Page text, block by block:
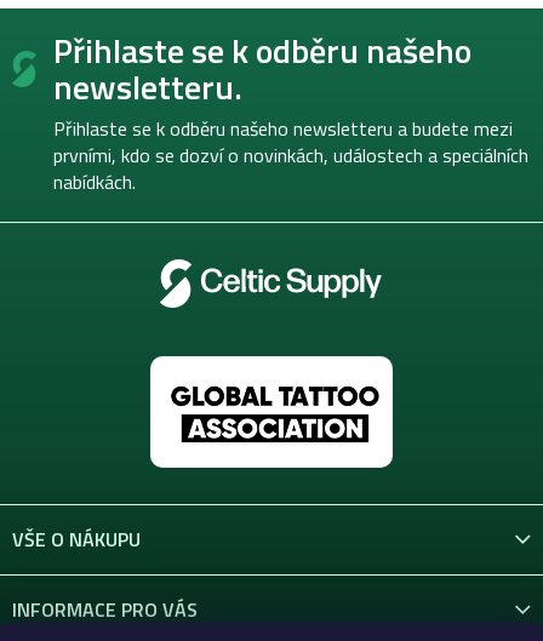
Z
Přihlaste se k odběru našeho
newsletteru.
Přihlaste se k odběru našeho newsletteru a budete mezi
prvními, kdo se dozví o novinkách, událostech a speciálních
nabídkách.
VŠE O NÁKUPU
INFORMACE PRO VÁS